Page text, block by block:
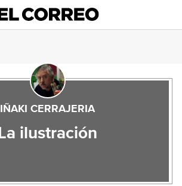
IÑAKI CERRAJERIA
La ilustración